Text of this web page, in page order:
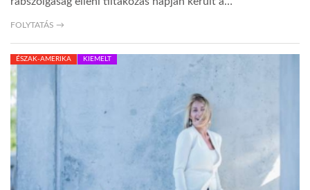
FOLYTATÁS →
ÉSZAK-AMERIKA KIEMELT